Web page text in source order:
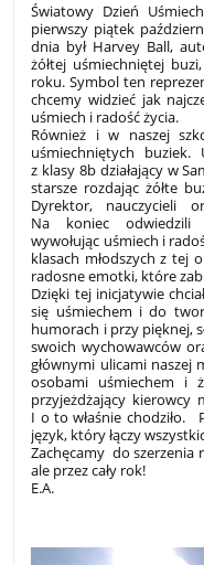
Światowy Dzień
pierwszy piątek
dnia był Harvey Ball,
żółtej uśmiechniętej
roku. Symbol ten
chcemy widzieć jak
uśmiech i radość życia.
Również i w naszej
uśmiechniętych
z klasy 8b działający w
starsze rozdając żółte
Dyrektor, nauczycieli
Na koniec odwiedzili
wywołując uśmiech i
klasach młodszych z tej
radosne emotki, które
Dzięki tej inicjatywie
się uśmiechem i do
humorach i przy pięknej,
swoich wychowawców
głównymi ulicami naszej
osobami uśmiechem i
przyjeżdżający kierowcy
I o to właśnie chodziło.
język, który łączy
Zachęcamy do szerzenia
ale przez cały rok!
E.A.